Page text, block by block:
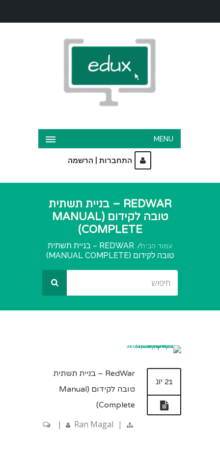
MENU
התחברות הרשמה
REDWAR – בניית תשתית
טובה לקידום (MANUAL
COMPLETE)
עמוד הבית
REDWAR – בניית תשתית
טובה לקידום (MANUAL COMPLETE)
21 יונ
RedWar – בניית תשתית
טובה לקידום (Manual
Complete)
Ran Magal |
|